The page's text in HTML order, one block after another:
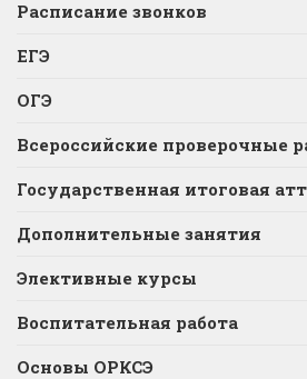
Расписание звонков
ЕГЭ
ОГЭ
Всероссийские проверочные
Государственная итоговая
Дополнительные занятия
Элективные курсы
Воспитательная работа
Основы ОРКСЭ